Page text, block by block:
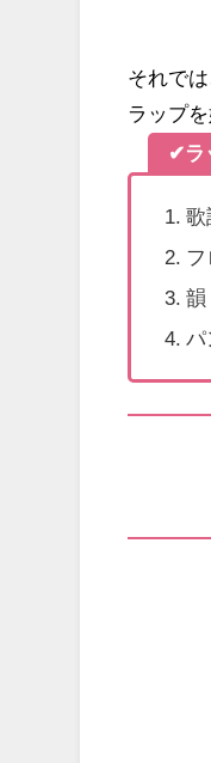
それで
ラップ
✔ラ
歌
フ
韻
パ